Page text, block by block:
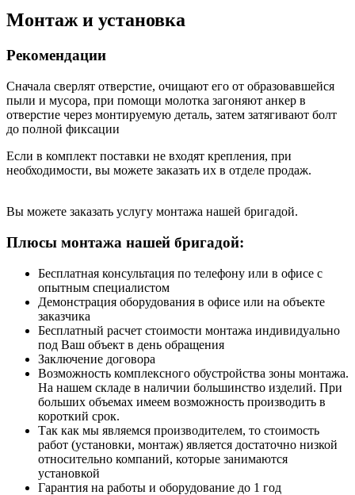
Монтаж и установка
Рекомендации
Сначала сверлят отверстие, очищают его от образовавшейся
пыли и мусора, при помощи молотка загоняют анкер в
отверстие через монтируемую деталь, затем затягивают болт
до полной фиксации
Если в комплект поставки не входят крепления, при
необходимости, вы можете заказать их в отделе продаж.
Вы можете заказать услугу монтажа нашей бригадой.
Плюсы монтажа нашей бригадой:
Бесплатная консультация по телефону или в офисе с
опытным специалистом
Демонстрация оборудования в офисе или на объекте
заказчика
Бесплатный расчет стоимости монтажа индивидуально
под Ваш объект в день обращения
Заключение договора
Возможность комплексного обустройства зоны монтажа.
На нашем складе в наличии большинство изделий. При
больших объемах имеем возможность производить в
короткий срок.
Так как мы являемся производителем, то стоимость
работ (установки, монтаж) является достаточно низкой
относительно компаний, которые занимаются
установкой
Гарантия на работы и оборудование до 1 год